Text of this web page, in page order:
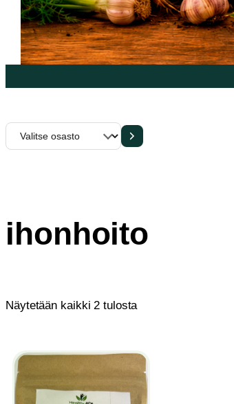
Valitse
osasto
ihonhoito
Näytetään kaikki 2 tulostaSorted